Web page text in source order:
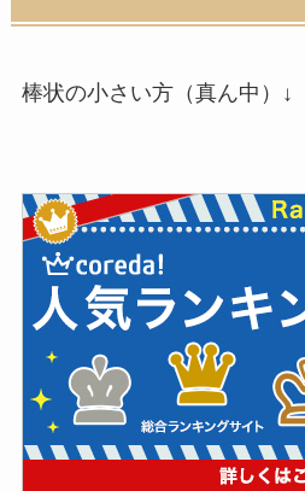
棒状の小さい方（真ん中）↓